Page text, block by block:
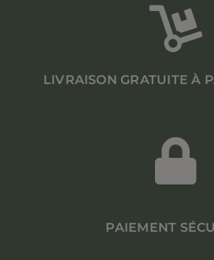
LIVRAISON GRATUITE À
PAIEMENT